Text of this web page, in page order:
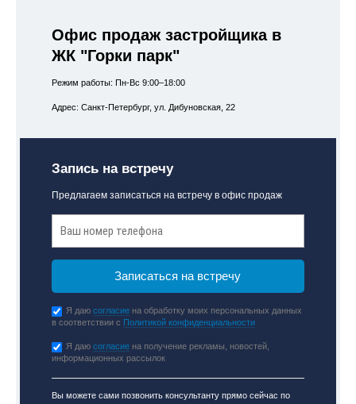
Офис продаж застройщика в
ЖК "Горки парк"
Режим работы: Пн-Вс 9:00–18:00
Адрес: Санкт-Петербург, ул. Дибуновская, 22
Запись на встречу
Предлагаем записаться на встречу в офис продаж
Я даюсогласие на обработку моих персональных данных
в соответствии с Политикой конфиденциальности
Я даюсогласие на получение рекламы, новостей,
информационных рассылок
Вы можете сами позвонить консультанту прямо сейчас по